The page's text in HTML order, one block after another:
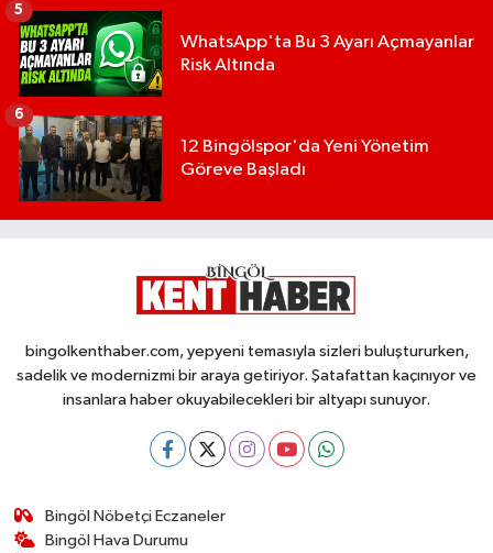
WhatsApp'ta Bu 3 Ayarı Açmayanlar
Risk Altında
5
12 Bingölspor'da Yeni Yönetim
Göreve Başladı
6
bingolkenthaber.com, yepyeni temasıyla sizleri buluştururken,
sadelik ve modernizmi bir araya getiriyor. Şatafattan kaçınıyor ve
insanlara haber okuyabilecekleri bir altyapı sunuyor.
Bingöl Nöbetçi Eczaneler
Bingöl Hava Durumu